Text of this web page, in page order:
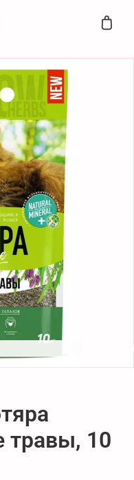
травы, 10